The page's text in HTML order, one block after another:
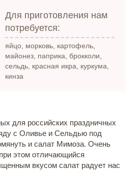
Для приготовления нам
потребуется:
яйцо, морковь, картофель,
майонез, паприка, брокколи,
сельдь, красная икра, куркума,
кинза
для российских праздничных
с Оливье и Сельдью под
и салат Мимоза. Очень
этом отличающийся
вкусом салат радует нас